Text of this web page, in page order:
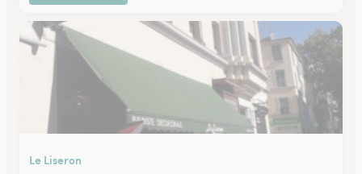
Le Liseron